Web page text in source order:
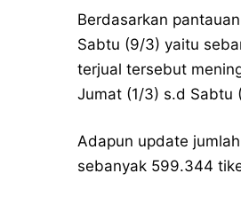
Berdasarkan
Sabtu (9/3) yaitu
terjual tersebut
Jumat (1/3) s.d Sabtu
Adapun update
sebanyak 599.344